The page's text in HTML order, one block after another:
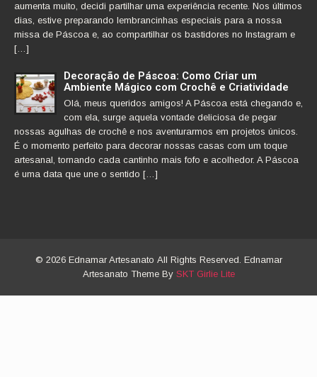
aumenta muito, decidi partilhar uma experiência recente. Nos últimos
dias, estive preparando lembrancinhas especiais para a nossa
missa de Páscoa e, ao compartilhar os bastidores no Instagram e
[…]
Decoração de Páscoa: Como Criar um
Ambiente Mágico com Crochê e Criatividade
Olá, meus queridos amigos! A Páscoa está chegando e,
com ela, surge aquela vontade deliciosa de pegar
nossas agulhas de crochê e nos aventurarmos em projetos únicos.
É o momento perfeito para decorar nossas casas com um toque
artesanal, tornando cada cantinho mais fofo e acolhedor. A Páscoa
é uma data que une o sentido […]
© 2026 Ednamar Artesanato All Rights Reserved. Ednamar
Artesanato Theme By SKT Girlie Lite